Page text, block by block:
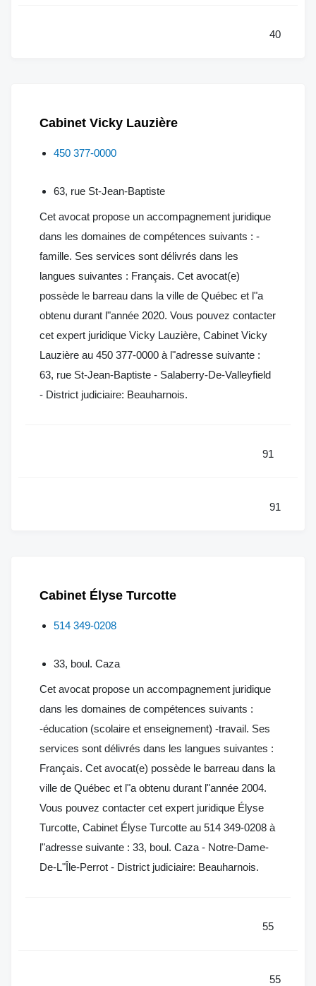
40
Cabinet Vicky Lauzière
450 377-0000
63, rue St-Jean-Baptiste
Cet avocat propose un accompagnement juridique
dans les domaines de compétences suivants : -
famille. Ses services sont délivrés dans les
langues suivantes : Français. Cet avocat(e)
possède le barreau dans la ville de Québec et l"a
obtenu durant l"année 2020. Vous pouvez contacter
cet expert juridique Vicky Lauzière, Cabinet Vicky
Lauzière au 450 377-0000 à l"adresse suivante :
63, rue St-Jean-Baptiste - Salaberry-De-Valleyfield
- District judiciaire: Beauharnois.
91
91
Cabinet Élyse Turcotte
514 349-0208
33, boul. Caza
Cet avocat propose un accompagnement juridique
dans les domaines de compétences suivants :
-éducation (scolaire et enseignement) -travail. Ses
services sont délivrés dans les langues suivantes :
Français. Cet avocat(e) possède le barreau dans la
ville de Québec et l"a obtenu durant l"année 2004.
Vous pouvez contacter cet expert juridique Élyse
Turcotte, Cabinet Élyse Turcotte au 514 349-0208 à
l"adresse suivante : 33, boul. Caza - Notre-Dame-
De-L"Île-Perrot - District judiciaire: Beauharnois.
55
55